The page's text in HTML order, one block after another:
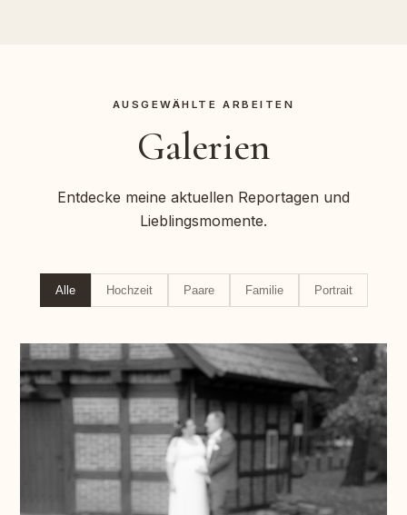
AUSGEWÄHLTE ARBEITEN
Galerien
Entdecke meine aktuellen Reportagen und
Lieblingsmomente.
Alle Hochzeit Paare Familie Portrait